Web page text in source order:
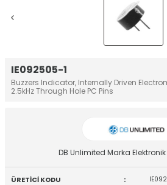
IE092505-1
Buzzers Indicator, Internally Driven
2.5kHz Through Hole PC Pins
DB Unlimited Marka
ÜRETİCİ KODU :